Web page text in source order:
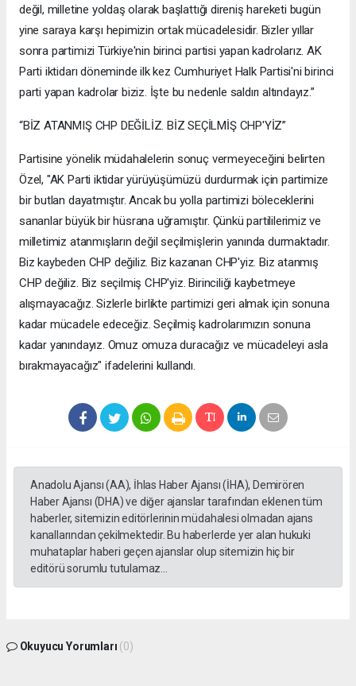
değil, milletine yoldaş olarak başlattığı direniş hareketi bugün
yine saraya karşı hepimizin ortak mücadelesidir. Bizler yıllar
sonra partimizi Türkiye'nin birinci partisi yapan kadrolarız. AK
Parti iktidarı döneminde ilk kez Cumhuriyet Halk Partisi'ni birinci
parti yapan kadrolar biziz. İşte bu nedenle saldırı altındayız.”
“BİZ ATANMIŞ CHP DEĞİLİZ. BİZ SEÇİLMİŞ CHP'YİZ”
Partisine yönelik müdahalelerin sonuç vermeyeceğini belirten
Özel, "AK Parti iktidar yürüyüşümüzü durdurmak için partimize
bir butlan dayatmıştır. Ancak bu yolla partimizi böleceklerini
sananlar büyük bir hüsrana uğramıştır. Çünkü partililerimiz ve
milletimiz atanmışların değil seçilmişlerin yanında durmaktadır.
Biz kaybeden CHP değiliz. Biz kazanan CHP'yiz. Biz atanmış
CHP değiliz. Biz seçilmiş CHP'yiz. Birinciliği kaybetmeye
alışmayacağız. Sizlerle birlikte partimizi geri almak için sonuna
kadar mücadele edeceğiz. Seçilmiş kadrolarımızın sonuna
kadar yanındayız. Omuz omuza duracağız ve mücadeleyi asla
bırakmayacağız" ifadelerini kullandı.
Anadolu Ajansı (AA), İhlas Haber Ajansı (İHA), Demirören
Haber Ajansı (DHA) ve diğer ajanslar tarafından eklenen tüm
haberler, sitemizin editörlerinin müdahalesi olmadan ajans
kanallarından çekilmektedir. Bu haberlerde yer alan hukuki
muhataplar haberi geçen ajanslar olup sitemizin hiç bir
editörü sorumlu tutulamaz...
Okuyucu Yorumları (0)